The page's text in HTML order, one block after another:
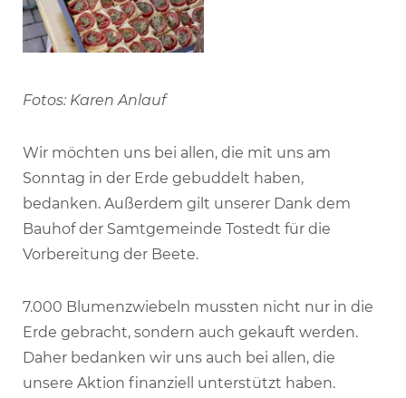
Fotos: Karen Anlauf
Wir möchten uns bei allen, die mit uns am
Sonntag in der Erde gebuddelt haben,
bedanken. Außerdem gilt unserer Dank dem
Bauhof der Samtgemeinde Tostedt für die
Vorbereitung der Beete.
7.000 Blumenzwiebeln mussten nicht nur in die
Erde gebracht, sondern auch gekauft werden.
Daher bedanken wir uns auch bei allen, die
unsere Aktion finanziell unterstützt haben.